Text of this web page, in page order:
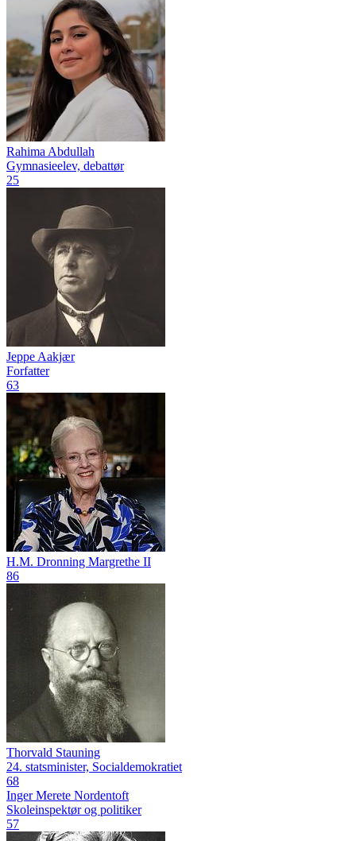
Rahima Abdullah
Gymnasieelev, debattør
25
Jeppe Aakjær
Forfatter
63
H.M. Dronning Margrethe II
86
Thorvald Stauning
24. statsminister, Socialdemokratiet
68
Inger Merete Nordentoft
Skoleinspektør og politiker
57